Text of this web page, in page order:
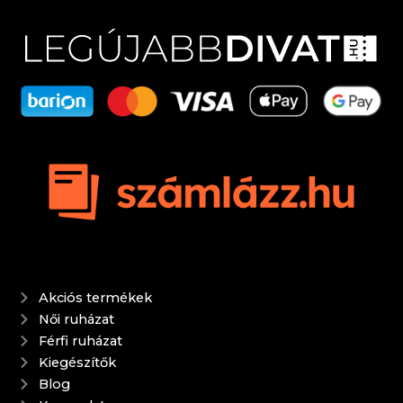
Akciós termékek
Női ruházat
Férfi ruházat
Kiegészítők
Blog